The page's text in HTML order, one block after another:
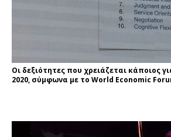
Οι δεξιότητες που χρειάζεται κάποιος
2020, σύμφωνα με το World Economic